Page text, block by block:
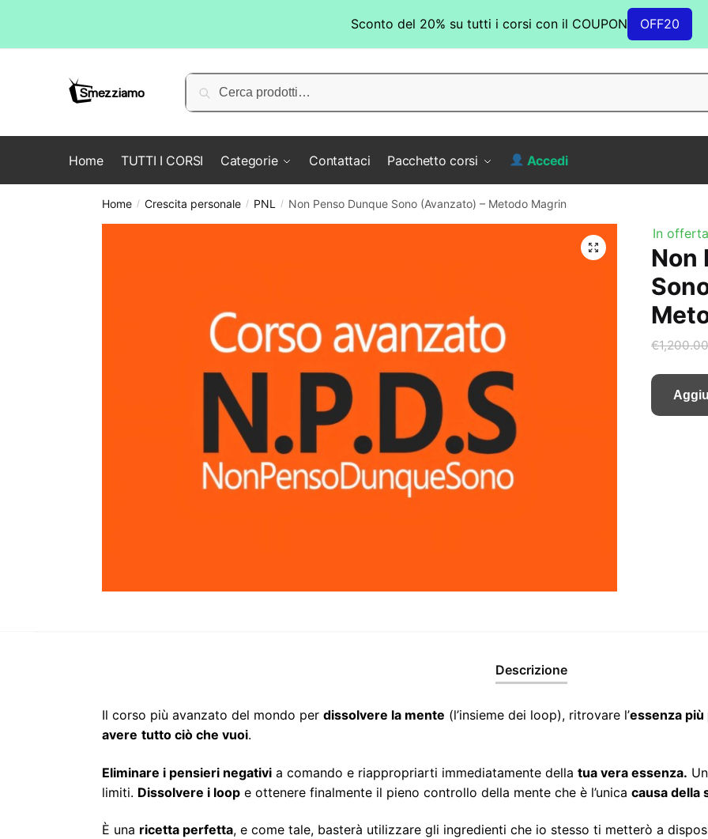
Cerca:
Cerca
Home TUTTI I CORSI Categorie Contattaci Pacchetto corsi Accedi
Home / Crescita personale / PNL / Non Penso Dunque Sono (Avanzato) – Metodo Magrin
In
Non
€1,200.00
Descrizione
Il corso più avanzato del mondo per dissolvere la mente (l’insieme dei loop), ritrovare l’essenza
avere tutto ciò che vuoi.
Eliminare i pensieri negativia comando e riappropriarti immediatamente della tua vera essenza.
limiti. Dissolvere i loope ottenere finalmente il pieno controllo della mente che è l’unica causa della
È una ricetta perfetta, e come tale, basterà utilizzare gli ingredienti che io stesso ti metterò a
Sconto del 20% su tutti i corsi con il COUPON OFF20